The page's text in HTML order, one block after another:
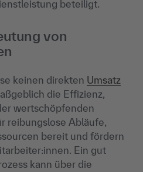
beteiligt.
von
keinen direkten Umsatz
die Effizienz,
wertschöpfenden
reibungslose Abläufe,
bereit und fördern
Ein gut
kann über die